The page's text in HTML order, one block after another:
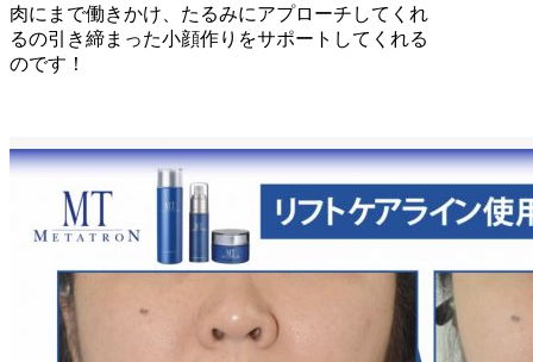
肉にまで働きかけ、たるみにアプローチしてくれ
るの引き締まった小顔作りをサポートしてくれる
のです！